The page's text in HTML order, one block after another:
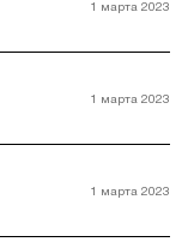
1 марта 2023
1 марта 2023
1 марта 2023